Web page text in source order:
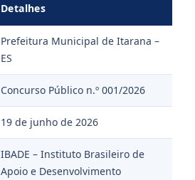
Detalhes
Prefeitura Municipal de Itarana –
ES
Concurso Público n.º 001/2026
19 de junho de 2026
IBADE – Instituto Brasileiro de
Apoio e Desenvolvimento